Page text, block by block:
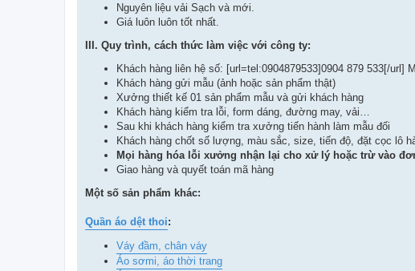
Nguyên liệu vải Sạch và mới.
Giá luôn luôn tốt nhất.
III. Quy trình, cách thức làm việc với công ty:
Khách hàng liên hệ số: [url=tel:0904879533]0904 879 533[/url]
Khách hàng gửi mẫu (ảnh hoặc sản phẩm thật)
Xưởng thiết kế 01 sản phẩm mẫu và gửi khách hàng
Khách hàng kiểm tra lỗi, form dáng, đường may, vải…
Sau khi khách hàng kiểm tra xưởng tiến hành làm mẫu đối
Khách hàng chốt số lượng, màu sắc, size, tiến độ, đặt cọc lô
Mọi hàng hóa lỗi xưởng nhận lại cho xử lý hoặc trừ vào
Giao hàng và quyết toán mã hàng
Một số sản phẩm khác:
Quần áo dệt thoi:
Váy đầm, chân váy
Áo sơmi, áo thời trang